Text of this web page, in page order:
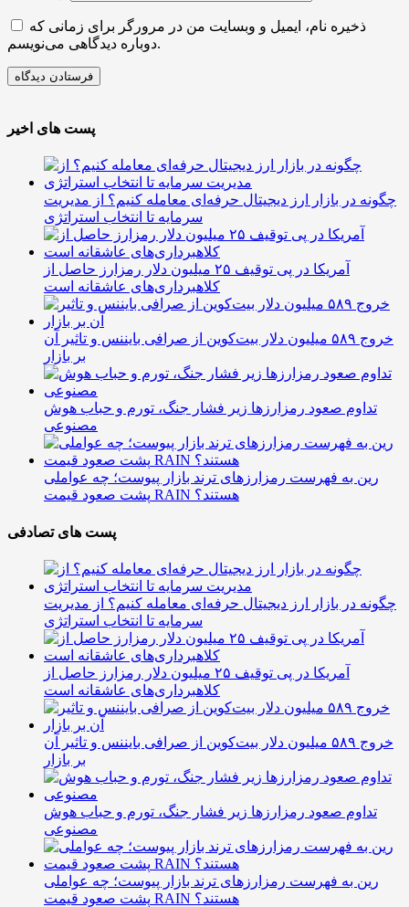
ذخیره نام، ایمیل و وبسایت من در مرورگر برای زمانی که
دوباره دیدگاهی می‌نویسم.
پست های اخیر
چگونه در بازار ارز دیجیتال حرفه‌ای معامله کنیم؟ از مدیریت
سرمایه تا انتخاب استراتژی
آمریکا در پی توقیف ۲۵ میلیون دلار رمزارز حاصل از
کلاهبرداری‌های عاشقانه است
خروج ۵۸۹ میلیون دلار بیت‌کوین از صرافی بایننس و تاثیر آن
بر بازار
تداوم صعود رمزارزها زیر فشار جنگ، تورم و حباب هوش
مصنوعی
رین به فهرست رمزارزهای ترند بازار پیوست؛ چه عواملی
پشت صعود قیمت RAIN هستند؟
پست های تصادفی
چگونه در بازار ارز دیجیتال حرفه‌ای معامله کنیم؟ از مدیریت
سرمایه تا انتخاب استراتژی
آمریکا در پی توقیف ۲۵ میلیون دلار رمزارز حاصل از
کلاهبرداری‌های عاشقانه است
خروج ۵۸۹ میلیون دلار بیت‌کوین از صرافی بایننس و تاثیر آن
بر بازار
تداوم صعود رمزارزها زیر فشار جنگ، تورم و حباب هوش
مصنوعی
رین به فهرست رمزارزهای ترند بازار پیوست؛ چه عواملی
پشت صعود قیمت RAIN هستند؟